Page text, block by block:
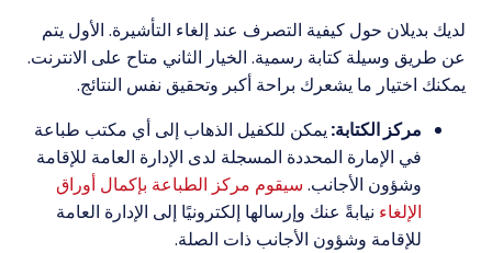
لديك بديلان حول كيفية التصرف عند إلغاء التأشيرة. الأول يتم
عن طريق وسيلة كتابة رسمية. الخيار الثاني متاح على الانترنت.
يمكنك اختيار ما يشعرك براحة أكبر وتحقيق نفس النتائج.
مركز الكتابة:يمكن للكفيل الذهاب إلى أي مكتب طباعة
في الإمارة المحددة المسجلة لدى الإدارة العامة للإقامة
وشؤون الأجانب. سيقوم مركز الطباعة بإكمال أوراق
الإلغاء نيابةً عنك وإرسالها إلكترونيًا إلى الإدارة العامة
للإقامة وشؤون الأجانب ذات الصلة.